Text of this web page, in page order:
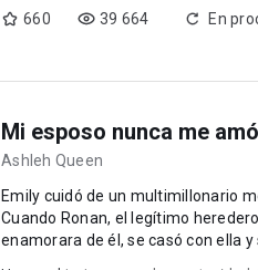
660 39 664 En
Mi esposo nunca me amó
Ashleh Queen
Emily cuidó de un multimillonario
Cuando Ronan, el legítimo
enamorara de él, se casó con ella